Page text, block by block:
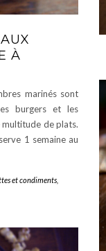
À
marinés sont
burgers et les
multitude de plats.
1 semaine au
et condiments